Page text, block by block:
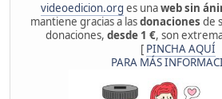
videoedicion.org es unaweb sin
mantiene gracias a lasdonaciones de
donaciones, desde 1 €, son
[ PINCHA AQUÍ
PARA MÁS